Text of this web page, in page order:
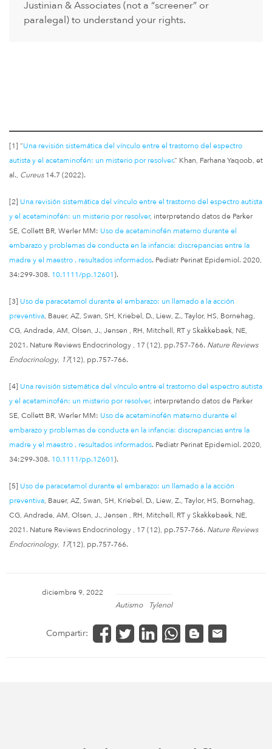
Justinian & Associates (not a “screener” or
paralegal) to understand your rights.
[1] “Una revisión sistemática del vínculo entre el trastorno del espectro
autista y el acetaminofén: un misterio por resolver.” Khan, Farhana Yaqoob, et
al., Cureus14.7 (2022).
[2] Una revisión sistemática del vínculo entre el trastorno del espectro autista
y el acetaminofén: un misterio por resolver, interpretando datos de Parker
SE, Collett BR, Werler MM: Uso de acetaminofén materno durante el
embarazo y problemas de conducta en la infancia: discrepancias entre la
madre y el maestro . resultados informados. Pediatr Perinat Epidemiol. 2020,
34:299-308. 10.1111/pp.12601).
[3] Uso de paracetamol durante el embarazo: un llamado a la acción
preventiva, Bauer, AZ, Swan, SH, Kriebel, D., Liew, Z., Taylor, HS, Bornehag,
CG, Andrade, AM, Olsen, J., Jensen , RH, Mitchell, RT y Skakkebaek, NE,
2021. Nature Reviews Endocrinology , 17 (12), pp.757-766. Nature Reviews
Endocrinology, 17(12), pp.757-766.
[4] Una revisión sistemática del vínculo entre el trastorno del espectro autista
y el acetaminofén: un misterio por resolver, interpretando datos de Parker
SE, Collett BR, Werler MM: Uso de acetaminofén materno durante el
embarazo y problemas de conducta en la infancia: discrepancias entre la
madre y el maestro . resultados informados. Pediatr Perinat Epidemiol. 2020,
34:299-308. 10.1111/pp.12601).
[5] Uso de paracetamol durante el embarazo: un llamado a la acción
preventiva, Bauer, AZ, Swan, SH, Kriebel, D., Liew, Z., Taylor, HS, Bornehag,
CG, Andrade, AM, Olsen, J., Jensen , RH, Mitchell, RT y Skakkebaek, NE,
2021. Nature Reviews Endocrinology , 17 (12), pp.757-766. Nature Reviews
Endocrinology, 17(12), pp.757-766.
diciembre 9, 2022
Autismo
Tylenol
Compartir: